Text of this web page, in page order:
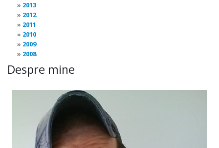
2013
2012
2011
2010
2009
2008
Despre mine